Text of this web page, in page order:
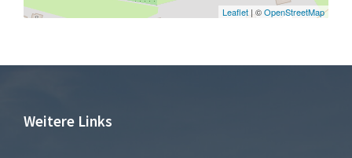
Leaflet | ©OpenStreetMap
Weitere Links